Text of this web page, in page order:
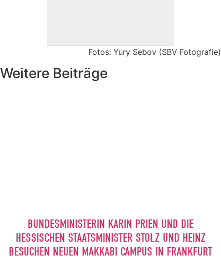
Fotos: Yury Sebov (SBV Fotografie)
Weitere Beiträge
BUNDESMINISTERIN KARIN PRIEN UND DIE
HESSISCHEN STAATSMINISTER STOLZ UND HEINZ
BESUCHEN NEUEN MAKKABI CAMPUS IN FRANKFURT